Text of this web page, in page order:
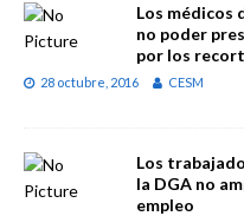
Los médicos
no poder
por los
28 octubre, 2016 CESM
Los
la DGA no
empleo